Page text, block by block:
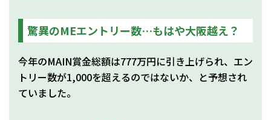
驚異のMEエントリー数…もはや大阪越え？
今年のMAIN賞金総額は777万円に引き上げられ、エン
トリー数が1,000を超えるのではないか、と予想され
ていました。